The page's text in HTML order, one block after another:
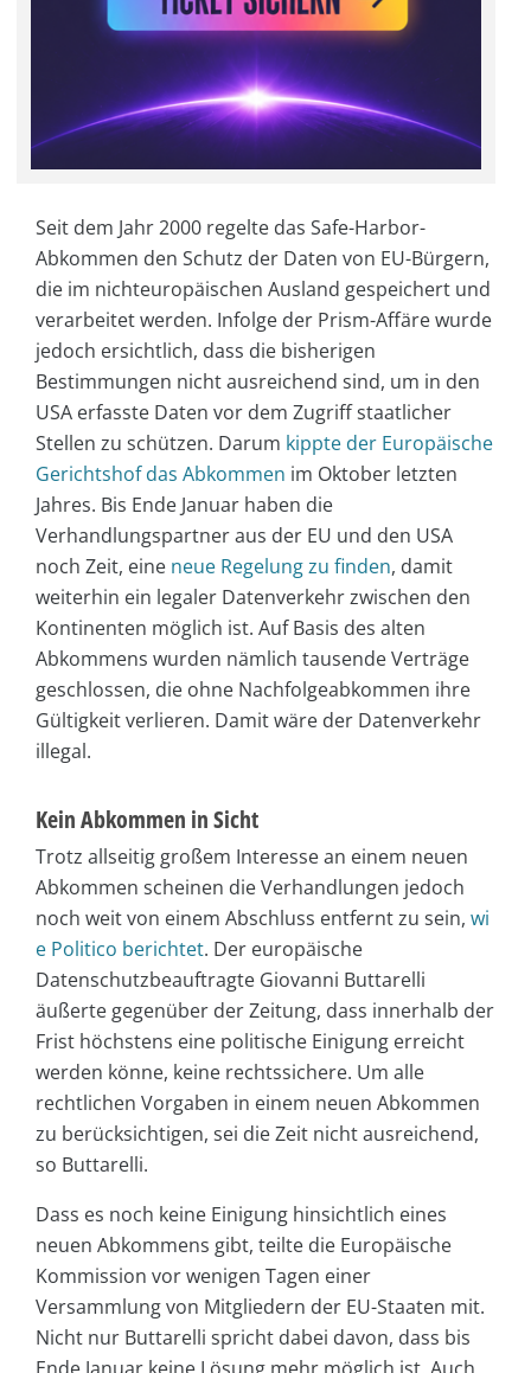
Seit dem Jahr 2000 regelte das Safe-Harbor-
Abkommen den Schutz der Daten von EU-Bürgern,
die im nichteuropäischen Ausland gespeichert und
verarbeitet werden. Infolge der Prism-Affäre wurde
jedoch ersichtlich, dass die bisherigen
Bestimmungen nicht ausreichend sind, um in den
USA erfasste Daten vor dem Zugriff staatlicher
Stellen zu schützen. Darum kippte der Europäische
Gerichtshof das Abkommen im Oktober letzten
Jahres. Bis Ende Januar haben die
Verhandlungspartner aus der EU und den USA
noch Zeit, eine neue Regelung zu finden, damit
weiterhin ein legaler Datenverkehr zwischen den
Kontinenten möglich ist. Auf Basis des alten
Abkommens wurden nämlich tausende Verträge
geschlossen, die ohne Nachfolgeabkommen ihre
Gültigkeit verlieren. Damit wäre der Datenverkehr
illegal.
Kein Abkommen in Sicht
Trotz allseitig großem Interesse an einem neuen
Abkommen scheinen die Verhandlungen jedoch
noch weit von einem Abschluss entfernt zu sein, wi
e Politico berichtet. Der europäische
Datenschutzbeauftragte Giovanni Buttarelli
äußerte gegenüber der Zeitung, dass innerhalb der
Frist höchstens eine politische Einigung erreicht
werden könne, keine rechtssichere. Um alle
rechtlichen Vorgaben in einem neuen Abkommen
zu berücksichtigen, sei die Zeit nicht ausreichend,
so Buttarelli.
Dass es noch keine Einigung hinsichtlich eines
neuen Abkommens gibt, teilte die Europäische
Kommission vor wenigen Tagen einer
Versammlung von Mitgliedern der EU-Staaten mit.
Nicht nur Buttarelli spricht dabei davon, dass bis
Ende Januar keine Lösung mehr möglich ist. Auch